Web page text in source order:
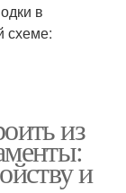
в
схеме:
из
и